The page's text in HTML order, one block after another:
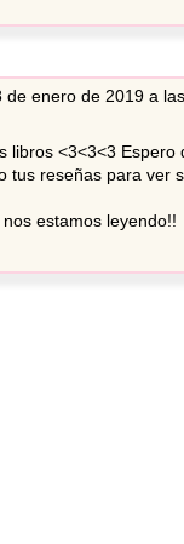
de enero de 2019 a
libros <3<3<3 Espero
tus reseñas para ver
estamos leyendo!!